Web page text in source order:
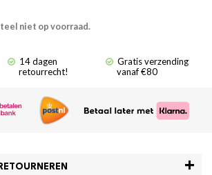
niet op voorraad.
14 dagen
retourrecht!
Gratis verzending
vanaf €80